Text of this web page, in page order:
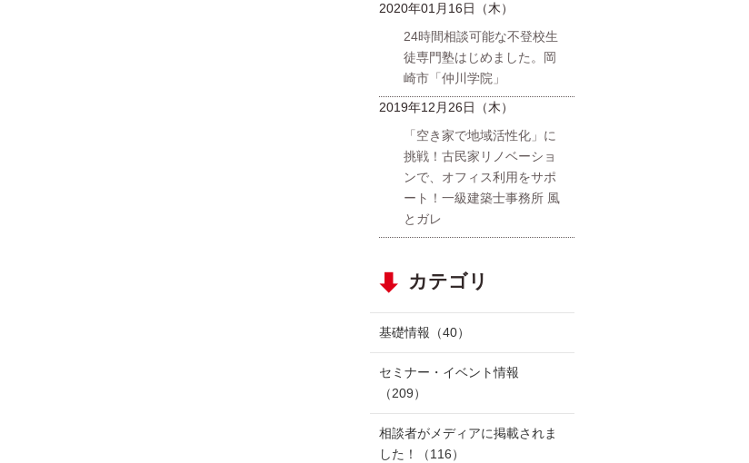
2020年01月16日（木）
24時間相談可能な不登校生
徒専門塾はじめました。岡
崎市「仲川学院」
2019年12月26日（木）
「空き家で地域活性化」に
挑戦！古民家リノベーショ
ンで、オフィス利用をサポ
ート！一級建築士事務所 風
とガレ
カテゴリ
基礎情報 （40）
セミナー・イベント情報
（209）
相談者がメディアに掲載されま
した！
（116）